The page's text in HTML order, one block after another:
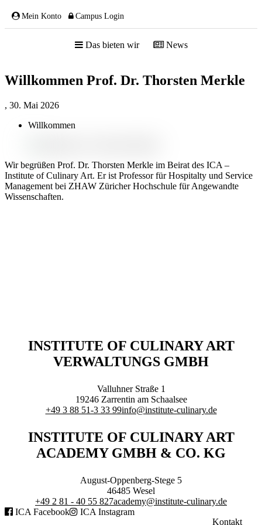
Mein Konto Campus Login
Das bieten wir News
ÜBER UNS
Gremien
Mitglieder
Partnerschaften
Betriebsgastronomie
Educationgastronomie
Hotelgastronomie
Fernlehrgänge
Online-Academy
Willkommen Prof. Dr. Thorsten Merkle
, 30. Mai 2026
Willkommen
Wir begrüßen Prof. Dr. Thorsten Merkle im Beirat des ICA –
Institute of Culinary Art. Er ist Professor für Hospitalty und Service
Management bei ZHAW Züricher Hochschule für Angewandte
Wissenschaften.
INSTITUTE OF CULINARY ART
VERWALTUNGS GMBH
Valluhner Straße 1
19246 Zarrentin am Schaalsee
+49 3 88 51-3 33 99info@institute-culinary.de
INSTITUTE OF CULINARY ART
ACADEMY GMBH & CO. KG
August-Oppenberg-Stege 5
46485 Wesel
+49 2 81 - 40 55 827academy@institute-culinary.de
ICA Facebook
ICA Instagram
Kontakt